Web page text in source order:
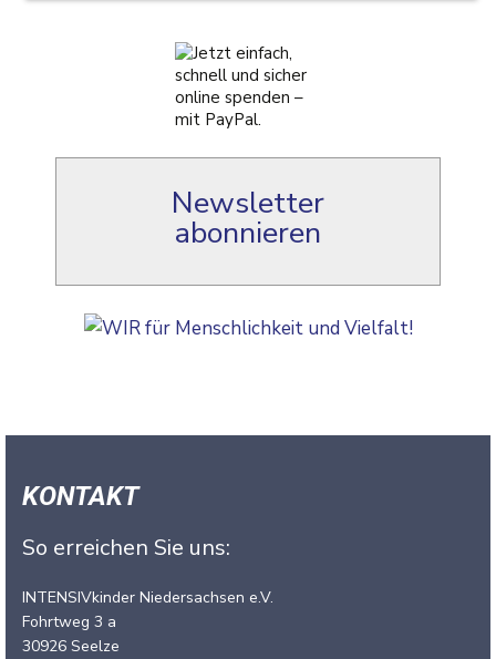
Newsletter
abonnieren
KONTAKT
So erreichen Sie uns:
INTENSIVkinder Niedersachsen e.V.
Fohrtweg 3 a
30926 Seelze